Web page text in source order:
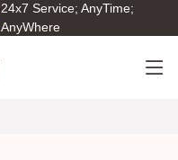
24x7 Service; AnyTime;
AnyWhere